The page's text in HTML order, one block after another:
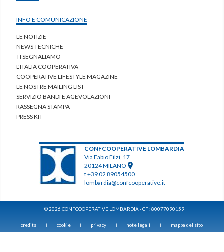
INFO E COMUNICAZIONE
LE NOTIZIE
NEWS TECNICHE
TI SEGNALIAMO
L'ITALIA COOPERATIVA
COOPERATIVE LIFESTYLE MAGAZINE
LE NOSTRE MAILING LIST
SERVIZIO BANDI E AGEVOLAZIONI
RASSEGNA STAMPA
PRESS KIT
CONFCOOPERATIVE LOMBARDIA
Via Fabio Filzi, 17
20124 MILANO
t +39 02 89054500
lombardia@confcooperative.it
© 2026 CONFCOOPERATIVE LOMBARDIA - CF : 80077090159
credits cookie privacy note legali mappa del sito